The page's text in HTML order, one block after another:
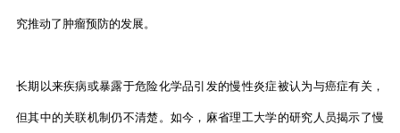
究推动了肿瘤预防的发展。
长期以来疾病或暴露于危险化学品引发的慢性炎症被认为与癌症有关，
但其中的关联机制仍不清楚。如今，麻省理工大学的研究人员揭示了慢